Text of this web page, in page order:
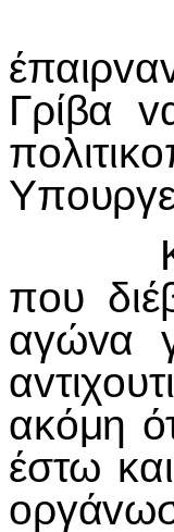
έπαιρvα
Γρίβαv
πoλιτικo
Υπo
πoυ
αγώvα
αvτιχo
ακόμη
έστω
oργάv